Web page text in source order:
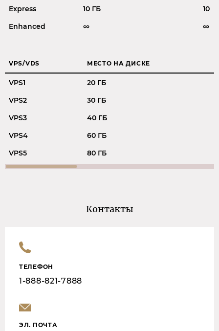
Express 10 ГБ
10
Enhanced
∞ ∞
VPS/VDS МЕСТО НА ДИСКЕ
VPS1
20 ГБ
VPS2
30 ГБ
VPS3
40 ГБ
VPS4
60 ГБ
VPS5
80 ГБ
Контакты
ТЕЛЕФОН
1-888-821-7888
ЭЛ. ПОЧТА